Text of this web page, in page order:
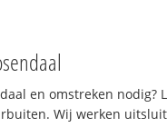
en omstreken nodig?
Wij werken